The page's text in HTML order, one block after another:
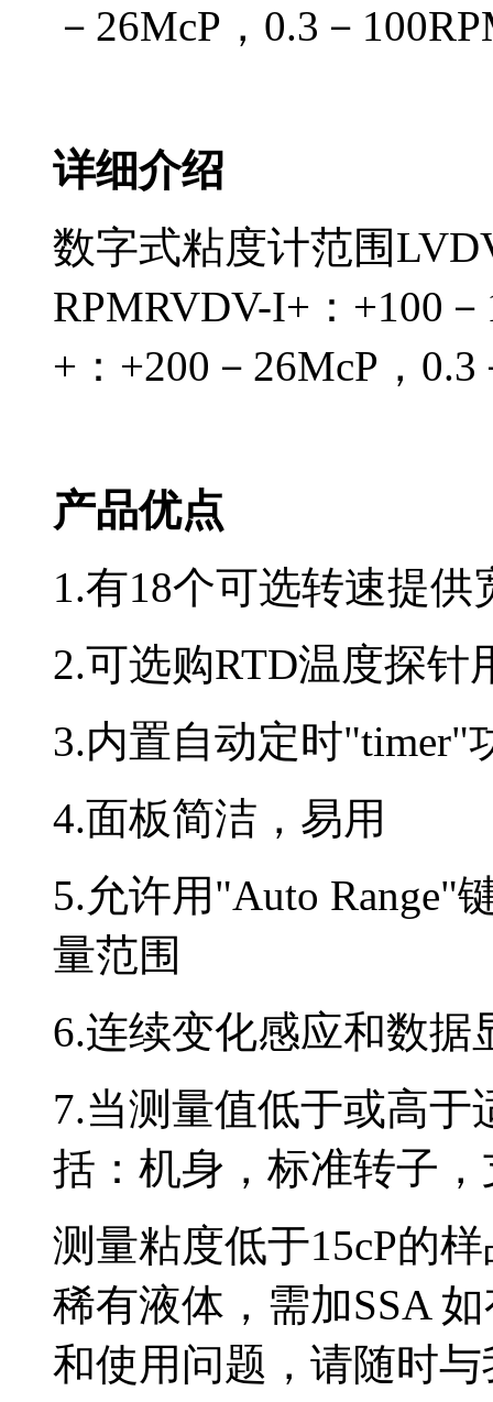
－26McP，0.3－
详细介绍
数字式粘度计范围
RPMRVDV-I+：+100
+：+200－26McP，0.3
产品优点
1.有18个可选转速提
2.可选购RTD温度探针
3.内置自动定时"timer"
4.面板简洁，易用
5.允许用"Auto Range"
量范围
6.连续变化感应和数据
7.当测量值低于或高于
括：机身，标准转子
测量粘度低于15cP的
稀有液体，需加SSA
和使用问题，请随时